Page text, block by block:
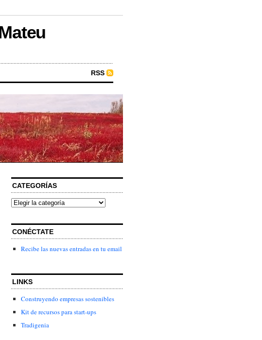
RSS
CATEGORÍAS
Categorías
CONÉCTATE
Recibe las nuevas entradas en tu email
LINKS
Construyendo empresas sostenibles
Kit de recursos para start-ups
Tradigenia